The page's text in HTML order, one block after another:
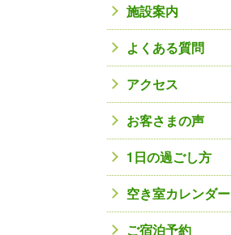
施設案内
よくある質問
アクセス
お客さまの声
1日の過ごし方
空き室カレンダー
ご宿泊予約